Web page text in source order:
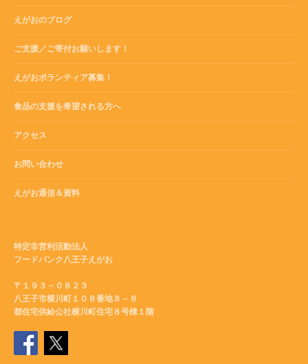
えがおのブログ
ご支援／ご寄付お願いします！
えがおボランティア募集！
食品の支援を希望される方へ
アクセス
お問い合わせ
えがお通信＆資料
特定非営利活動法人
フードバンク八王子えがお
〒１９３－０８２３
八王子市横川町１０８番地８－８
都住宅供給公社横川町住宅８号棟１階